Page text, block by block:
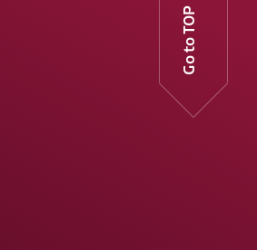
Go to TOP